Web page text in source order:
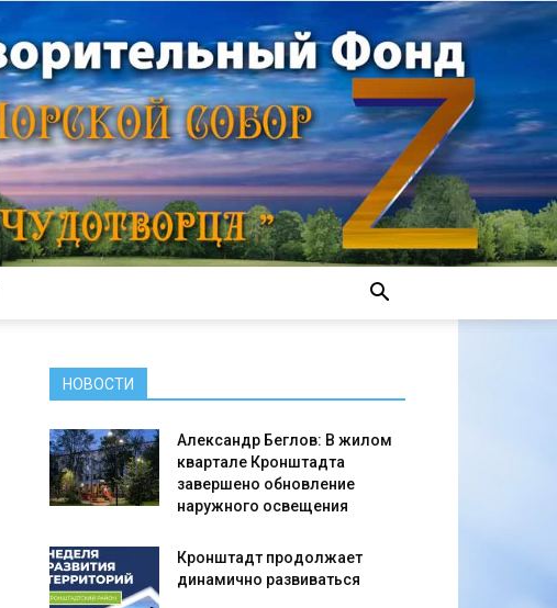
НОВОСТИ
Александр Беглов: В жилом
квартале Кронштадта
завершено обновление
наружного освещения
Кронштадт продолжает
динамично развиваться